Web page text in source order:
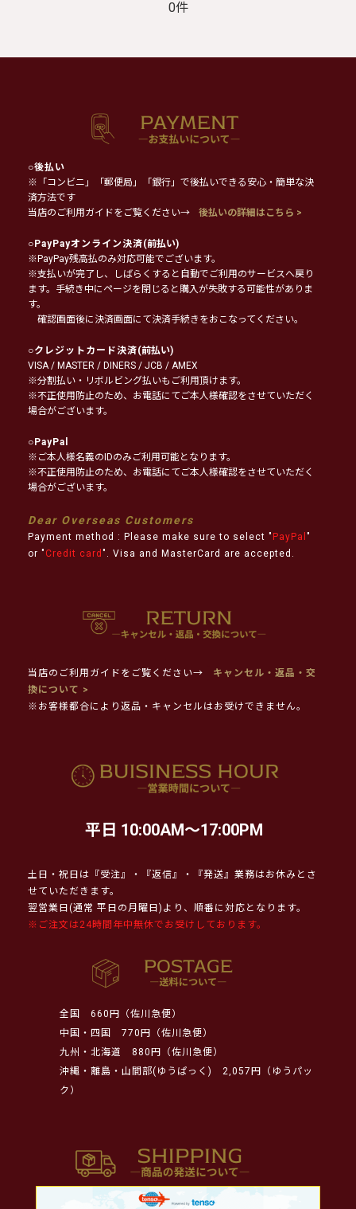
0件
○後払い
※「コンビニ」「郵便局」「銀行」で後払いできる安心・簡単な決
済方法です
当店のご利用ガイドをご覧ください→
後払いの詳細はこちら >
○PayPayオンライン決済(前払い)
※PayPay残高払のみ対応可能でございます。
※支払いが完了し、しばらくすると自動でご利用のサービスへ戻り
ます。手続き中にページを閉じると購入が失敗する可能性がありま
す。
確認画面後に決済画面にて決済手続きをおこなってください。
○クレジットカード決済(前払い)
VISA / MASTER / DINERS / JCB / AMEX
※分割払い・リボルビング払いもご利用頂けます。
※不正使用防止のため、お電話にてご本人様確認をさせていただく
場合がございます。
○PayPal
※ご本人様名義のIDのみご利用可能となります。
※不正使用防止のため、お電話にてご本人様確認をさせていただく
場合がございます。
Dear Overseas Customers
Payment method : Please make sure to select " PayPal "
or " Credit card ". Visa and MasterCard are accepted.
当店のご利用ガイドをご覧ください→
キャンセル・返品・交
換について >
※お客様都合により返品・キャンセルはお受けできません。
平日 10:00AM～17:00PM
土日・祝日は『受注』・『返信』・『発送』業務はお休みとさ
せていただきます。
翌営業日(通常 平日の月曜日)より、順番に対応となります。
※ご注文は24時間年中無休でお受けしております。
全国
660円（佐川急便）
中国・四国
770円（佐川急便）
九州・北海道
880円（佐川急便）
沖縄・離島・山間部(ゆうぱっく)
2,057円（ゆうパッ
ク）